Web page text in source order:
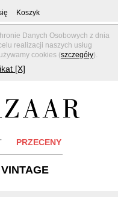
Danych Osobowych z dnia
realizacji naszych usług
cookies (szczegóły).
[X]
Koszyk
PRZECENY
VINTAGE